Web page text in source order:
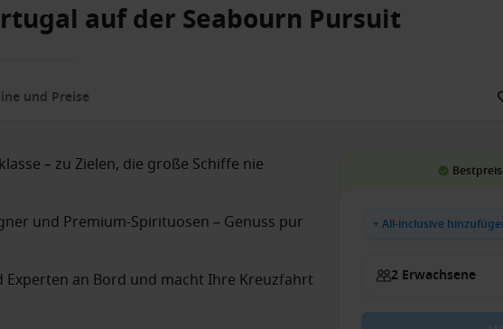
auf der Seabourn Pursuit
und Preise
– zu Zielen, die große Schiffe nie
und Premium-Spirituosen – Genuss pur
an Bord und macht Ihre Kreuzfahrt
+ All-inclusive
2 Erwachsene